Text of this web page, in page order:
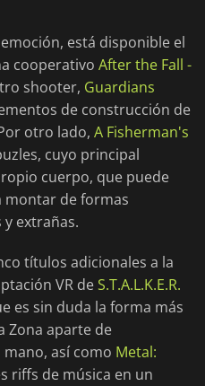
está disponible el
cooperativo After the Fall -
shooter, Guardians
de construcción de
otro lado, A Fisherman's
cuyo principal
cuerpo, que puede
montar de formas
extrañas.
títulos adicionales a la
VR deS.T.A.L.K.E.R.
es sin duda la forma más
Zona aparte de
así como Metal:
riffs de música en un